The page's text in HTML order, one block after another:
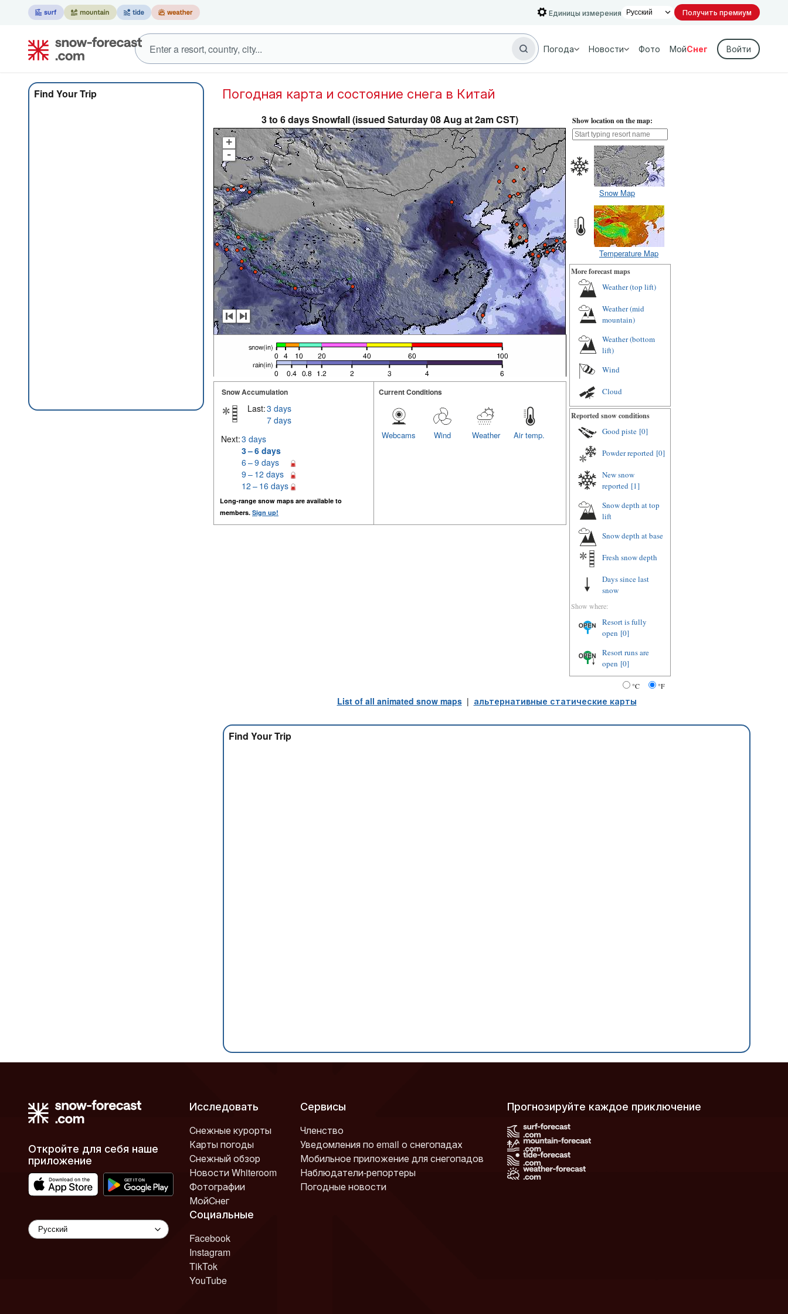
Единицы измерения Получить премиум
Погода Новости Фото МойСнег Войти
Find Your Trip Погодная карта и состояние снега в Китай
3 to 6 days Snowfall (issued Saturday 08 Aug at 2am CST)
+
-
Snow Accumulation
Last:3 days
7 days
Next:3 days
3 – 6 days
6 – 9 days
9 – 12 days
12 – 16 days
Long-range snow maps are available to
members. Sign up!
Current Conditions
Air temp.
Weather
Wind
Webcams
Show location on the map:
Snow Map
Temperature Map
More forecast maps
Weather (top lift)
Weather (mid
mountain)
Weather (bottom
lift)
Wind
Cloud
Reported snow conditions
Good piste [0]
Powder reported [0]
New snow
reported [1]
Snow depth at top
lift
Snow depth at base
Fresh snow depth
Days since last
snow
Show where:
Resort is fully
open [0]
Resort runs are
open [0]
°C °F
List of all animated snow maps| альтернативные статические карты
Find Your Trip
Откройте для себя наше
приложение
Исследовать
Снежные курорты
Карты погоды
Снежный обзор
Новости Whiteroom
Фотографии
МойСнег
Сервисы
Членство
Уведомления по email о снегопадах
Мобильное приложение для снегопадов
Наблюдатели-репортеры
Погодные новости
Социальные
Facebook
Instagram
TikTok
YouTube
Прогнозируйте каждое приключение